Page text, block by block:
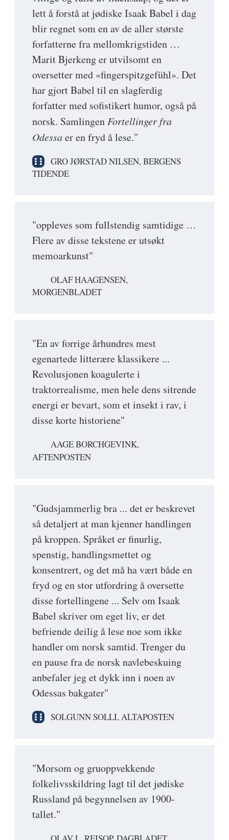
lett å forstå at jødiske Isaak Babel i dag
blir regnet som en av de aller største
forfatterne fra mellomkrigstiden …
Marit Bjerkeng er utvilsomt en
oversetter med «fingerspitzgefühl». Det
har gjort Babel til en slagferdig
forfatter med sofistikert humor, også på
norsk. Samlingen Fortellinger fra
Odessaer en fryd å lese."
GRO JØRSTAD NILSEN, BERGENS
TIDENDE
"oppleves som fullstendig samtidige …
Flere av disse tekstene er utsøkt
memoarkunst"
OLAF HAAGENSEN,
MORGENBLADET
"En av forrige århundres mest
egenartede litterære klassikere ...
Revolusjonen koagulerte i
traktorrealisme, men hele dens sitrende
energi er bevart, som et insekt i rav, i
disse korte historiene"
AAGE BORCHGEVINK,
AFTENPOSTEN
"Gudsjammerlig bra ... det er beskrevet
så detaljert at man kjenner handlingen
på kroppen. Språket er finurlig,
spenstig, handlingsmettet og
konsentrert, og det må ha vært både en
fryd og en stor utfordring å oversette
disse fortellingene ... Selv om Isaak
Babel skriver om eget liv, er det
befriende deilig å lese noe som ikke
handler om norsk samtid. Trenger du
en pause fra de norsk navlebeskuing
anbefaler jeg et dykk inn i noen av
Odessas bakgater"
SOLGUNN SOLLI, ALTAPOSTEN
"Morsom og gruoppvekkende
folkelivsskildring lagt til det jødiske
Russland på begynnelsen av 1900-
tallet."